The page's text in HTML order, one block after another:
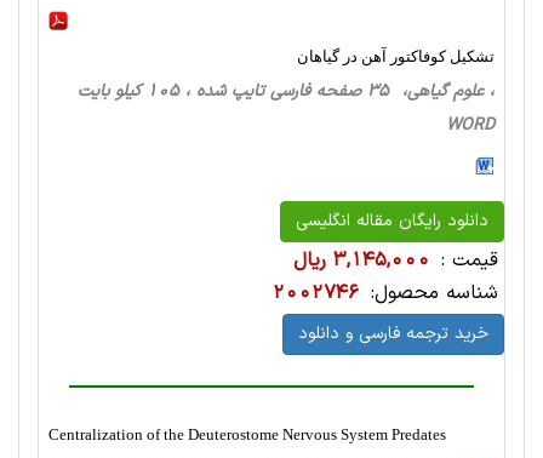
تشکیل کوفاکتور آهن در گیاهان
، علوم گیاهی، 35 صفحه فارسی تایپ شده ، 105 کیلو بایت
WORD
دانلود رایگان مقاله انگلیسی
قیمت : 3,145,000 ریال
شناسه محصول: 2002746
خرید ترجمه فارسی و دانلود
Centralization of the Deuterostome Nervous System Predates